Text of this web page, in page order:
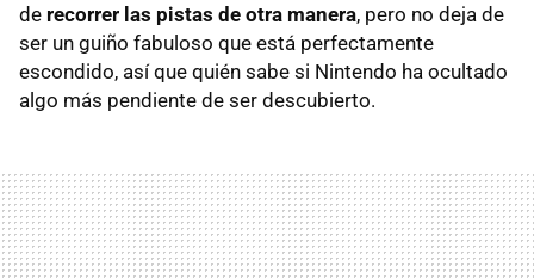
de recorrer las pistas de otra manera, pero no deja de
ser un guiño fabuloso que está perfectamente
escondido, así que quién sabe si Nintendo ha ocultado
algo más pendiente de ser descubierto.